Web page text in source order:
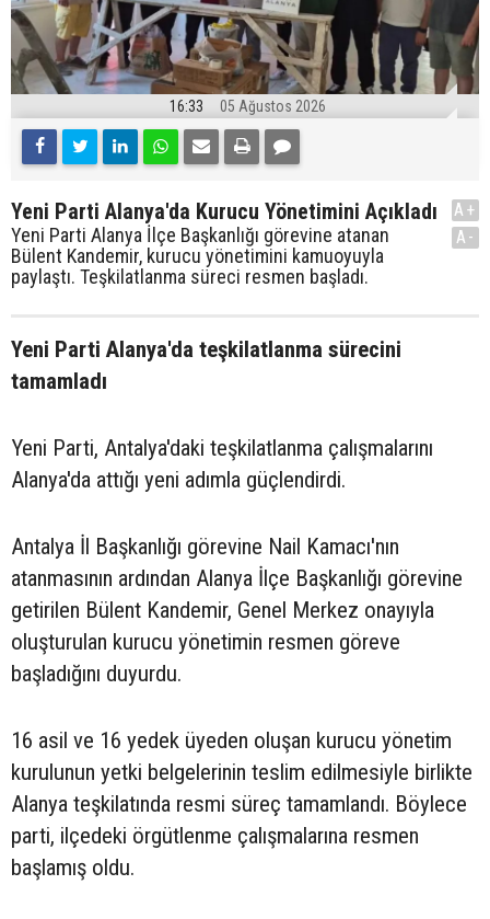
16:33 05 Ağustos 2026
Yeni Parti Alanya'da Kurucu Yönetimini Açıkladı
Yeni Parti Alanya İlçe Başkanlığı görevine atanan
Bülent Kandemir, kurucu yönetimini kamuoyuyla
paylaştı. Teşkilatlanma süreci resmen başladı.
A+
A-
Yeni Parti Alanya'da teşkilatlanma sürecini
tamamladı
Yeni Parti, Antalya'daki teşkilatlanma çalışmalarını
Alanya'da attığı yeni adımla güçlendirdi.
Antalya İl Başkanlığı görevine Nail Kamacı'nın
atanmasının ardından Alanya İlçe Başkanlığı görevine
getirilen Bülent Kandemir, Genel Merkez onayıyla
oluşturulan kurucu yönetimin resmen göreve
başladığını duyurdu.
16 asil ve 16 yedek üyeden oluşan kurucu yönetim
kurulunun yetki belgelerinin teslim edilmesiyle birlikte
Alanya teşkilatında resmi süreç tamamlandı. Böylece
parti, ilçedeki örgütlenme çalışmalarına resmen
başlamış oldu.